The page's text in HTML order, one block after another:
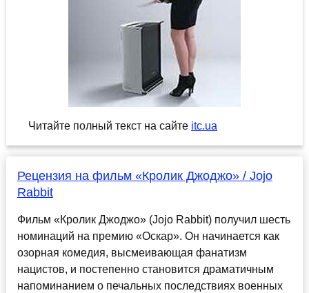
Читайте полный текст на сайте itc.ua
Рецензия на фильм «Кролик Джоджо» / Jojo
Rabbit
Фильм «Кролик Джоджо» (Jojo Rabbit) получил шесть
номинаций на премию «Оскар». Он начинается как
озорная комедия, высмеивающая фанатизм
нацистов, и постепенно становится драматичным
напоминанием о печальных последствиях военных